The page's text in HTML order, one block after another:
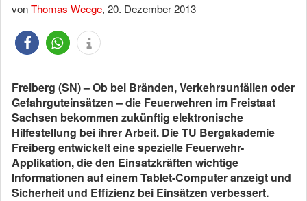
vonThomas Weege, 20. Dezember 2013
Freiberg (SN) – Ob bei Bränden, Verkehrsunfällen oder
Gefahrguteinsätzen – die Feuerwehren im Freistaat
Sachsen bekommen zukünftig elektronische
Hilfestellung bei ihrer Arbeit. Die TU Bergakademie
Freiberg entwickelt eine spezielle Feuerwehr-
Applikation, die den Einsatzkräften wichtige
Informationen auf einem Tablet-Computer anzeigt und
Sicherheit und Effizienz bei Einsätzen verbessert.